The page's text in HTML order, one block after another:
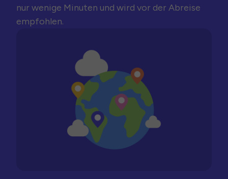
nur wenige Minuten und wird vor der Abreise
empfohlen.